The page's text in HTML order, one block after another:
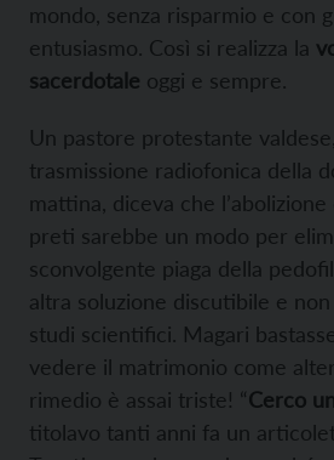
mondo, senza risparmio e con
entusiasmo. Così si realizza la
sacerdotale oggi e sempre.
Un pastore protestante
trasmissione radiofonica della
mattina, diceva che
preti sarebbe un modo per
sconvolgente piaga della
altra soluzione discutibile e
studi scientifici. Magari
vedere il matrimonio come
rimedio è assai triste! “Cerco
titolavo tanti anni fa un